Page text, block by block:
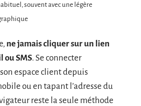
souvent avec une légère
ne jamais cliquer sur un lien
ou SMS. Se connecter
espace client depuis
ou en tapant l’adresse du
reste la seule méthode